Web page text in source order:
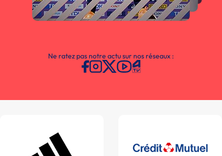
Ne ratez pas notre actu sur nos réseaux :